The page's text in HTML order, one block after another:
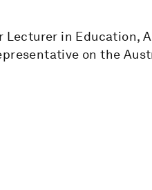
Lecturer in Education,
on the